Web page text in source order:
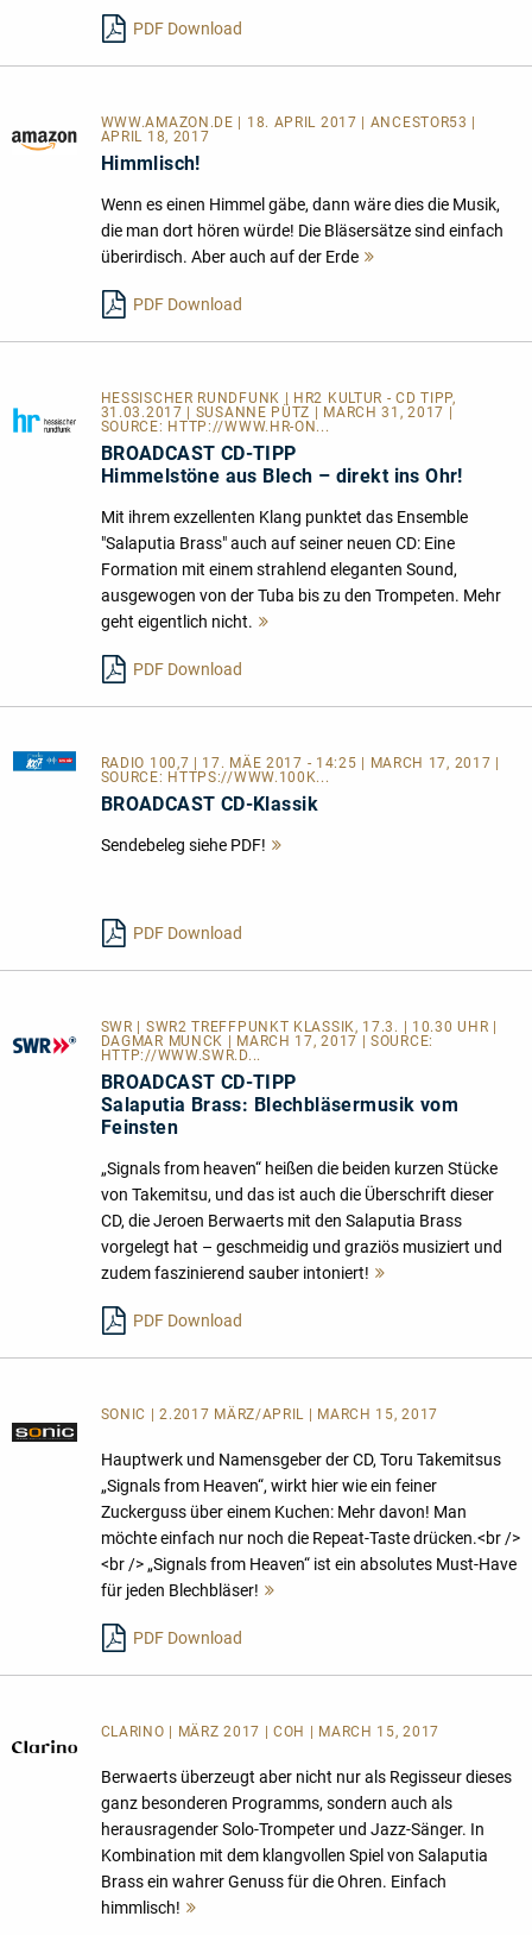
PDF Download
WWW.AMAZON.DE | 18. APRIL 2017 | ANCESTOR53 |
APRIL 18, 2017
Himmlisch!
Wenn es einen Himmel gäbe, dann wäre dies die Musik,
die man dort hören würde! Die Bläsersätze sind einfach
überirdisch. Aber auch auf der Erde
PDF Download
HESSISCHER RUNDFUNK | HR2 KULTUR - CD TIPP,
31.03.2017 | SUSANNE PÜTZ | MARCH 31, 2017 |
SOURCE: HTTP://WWW.HR-ON...
BROADCAST CD-TIPP
Himmelstöne aus Blech – direkt ins Ohr!
Mit ihrem exzellenten Klang punktet das Ensemble
"Salaputia Brass" auch auf seiner neuen CD: Eine
Formation mit einem strahlend eleganten Sound,
ausgewogen von der Tuba bis zu den Trompeten. Mehr
geht eigentlich nicht.
PDF Download
RADIO 100,7
| 17. MÄE 2017 - 14:25 | MARCH 17, 2017 |
SOURCE: HTTPS://WWW.100K...
BROADCAST CD-Klassik
Sendebeleg siehe PDF!
PDF Download
SWR | SWR2 TREFFPUNKT KLASSIK, 17.3. | 10.30 UHR |
DAGMAR MUNCK | MARCH 17, 2017 | SOURCE:
HTTP://WWW.SWR.D...
BROADCAST CD-TIPP
Salaputia Brass: Blechbläsermusik vom
Feinsten
„Signals from heaven“ heißen die beiden kurzen Stücke
von Takemitsu, und das ist auch die Überschrift dieser
CD, die Jeroen Berwaerts mit den Salaputia Brass
vorgelegt hat – geschmeidig und graziös musiziert und
zudem faszinierend sauber intoniert!
PDF Download
SONIC | 2.2017 MÄRZ/APRIL | MARCH 15, 2017
Hauptwerk und Namensgeber der CD, Toru Takemitsus
„Signals from Heaven“, wirkt hier wie ein feiner
Zuckerguss über einem Kuchen: Mehr davon! Man
möchte einfach nur noch die Repeat-Taste drücken.<br />
<br /> „Signals from Heaven“ ist ein absolutes Must-Have
für jeden Blechbläser!
PDF Download
CLARINO | MÄRZ 2017 | COH | MARCH 15, 2017
Berwaerts überzeugt aber nicht nur als Regisseur dieses
ganz besonderen Programms, sondern auch als
herausragender Solo-Trompeter und Jazz-Sänger. In
Kombination mit dem klangvollen Spiel von Salaputia
Brass ein wahrer Genuss für die Ohren. Einfach
himmlisch!